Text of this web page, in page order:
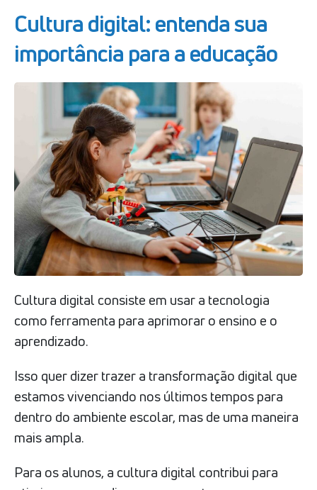
Cultura digital: entenda sua
importância para a educação
Cultura digital consiste em usar a tecnologia
como ferramenta para aprimorar o ensino e o
aprendizado.
Isso quer dizer trazer a transformação digital que
estamos vivenciando nos últimos tempos para
dentro do ambiente escolar, mas de uma maneira
mais ampla.
Para os alunos, a cultura digital contribui para